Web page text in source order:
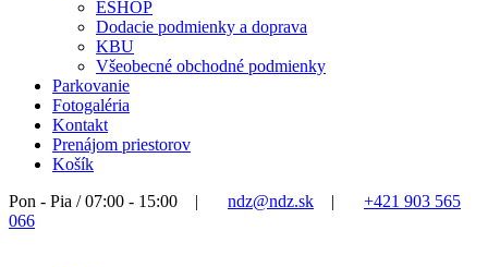
ESHOP
Dodacie podmienky a doprava
KBU
Všeobecné obchodné podmienky
Parkovanie
Fotogaléria
Kontakt
Prenájom priestorov
Košík
Pon - Pia / 07:00 - 15:00
| ndz@ndz.sk |
+421 903 565
066